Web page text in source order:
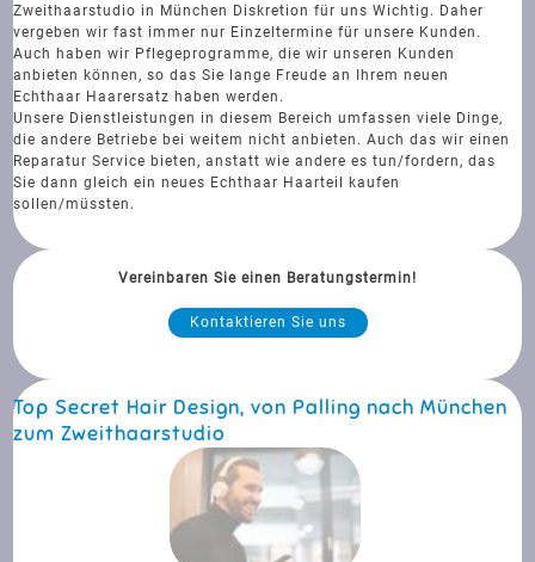
Zweithaarstudio in München Diskretion für uns Wichtig. Daher
vergeben wir fast immer nur Einzeltermine für unsere Kunden.
Auch haben wir Pflegeprogramme, die wir unseren Kunden
anbieten können, so das Sie lange Freude an Ihrem neuen
Echthaar Haarersatz haben werden.
Unsere Dienstleistungen in diesem Bereich umfassen viele Dinge,
die andere Betriebe bei weitem nicht anbieten. Auch das wir einen
Reparatur Service bieten, anstatt wie andere es tun/fordern, das
Sie dann gleich ein neues Echthaar Haarteil kaufen
sollen/müssten.
Vereinbaren Sie einen Beratungstermin!
Kontaktieren Sie uns
Top Secret Hair Design, von Palling nach München
zum Zweithaarstudio